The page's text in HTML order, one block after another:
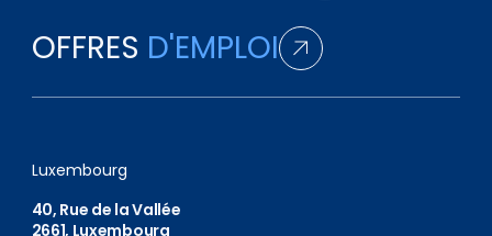
OFFRES D'EMPLOI
Luxembourg
40, Rue de la Vallée
2661, Luxembourg